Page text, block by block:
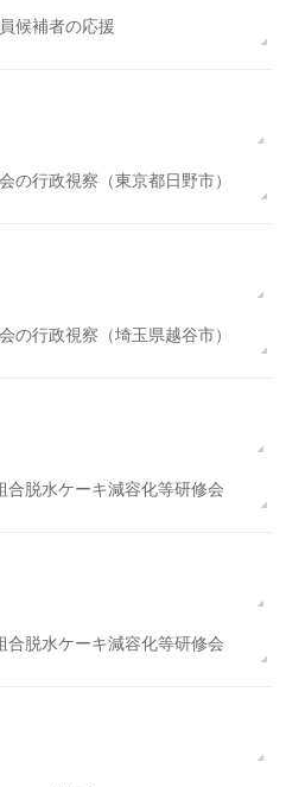
候補者の応援
の行政視察（東京都日野市）
の行政視察（埼玉県越谷市）
脱水ケーキ減容化等研修会
脱水ケーキ減容化等研修会